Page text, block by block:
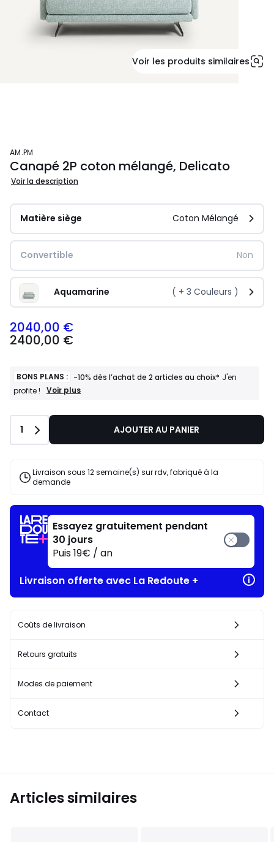
Voir les produits similaires
AM.PM
Canapé 2P coton mélangé, Delicato
Voir la description
Matière siège Coton Mélangé
Convertible Non
Aquamarine ( + 3 Couleurs )
2040,00 €
2400,00 €
BONS PLANS : -10% dès l’achat de 2 articles au choix* J'en
profite !
BONS
-10%
l’achat
articles
au
J'en
profite
!
Voir plus
Quantité
1 AJOUTER AU PANIER
Livraison sous 12 semaine(s) sur rdv, fabriqué à la
demande
Essayez gratuitement pendant
30 jours
Puis 19€ / an
Livraison offerte avec La Redoute +
Coûts de livraison
Retours gratuits
Modes de paiement
Contact
Articles similaires